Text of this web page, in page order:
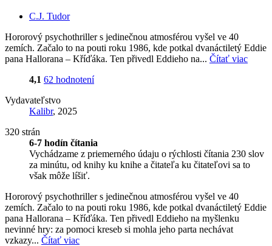
C.J. Tudor
Hororový psychothriller s jedinečnou atmosférou vyšel ve 40
zemích. Začalo to na pouti roku 1986, kde potkal dvanáctiletý Eddie
pana Hallorana – Kříďáka. Ten přivedl Eddieho na... Čítať viac
4,1 62 hodnotení
Vydavateľstvo
Kalibr, 2025
320 strán
6-7 hodín čítania
Vychádzame z priemerného údaju o rýchlosti čítania 230 slov
za minútu, od knihy ku knihe a čitateľa ku čitateľovi sa to
však môže líšiť.
Hororový psychothriller s jedinečnou atmosférou vyšel ve 40
zemích. Začalo to na pouti roku 1986, kde potkal dvanáctiletý Eddie
pana Hallorana – Kříďáka. Ten přivedl Eddieho na myšlenku
nevinné hry: za pomoci kreseb si mohla jeho parta nechávat
vzkazy... Čítať viac